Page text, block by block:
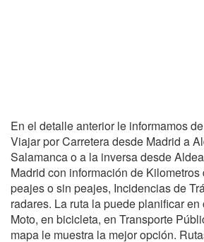
En el detalle anterior le informamos
Viajar por Carretera desde Madrid a
Salamanca o a la inversa desde
Madrid con información de
peajes o sin peajes, Incidencias de
radares. La ruta la puede planificar en
Moto, en bicicleta, en Transporte
mapa le muestra la mejor opción.